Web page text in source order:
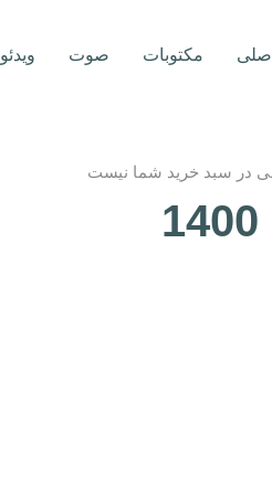
مکتوبات صوت ویدئو
در سبد خرید شما نیست